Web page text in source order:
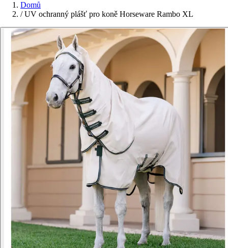
Domů
/ UV ochranný plášť pro koně Horseware Rambo XL